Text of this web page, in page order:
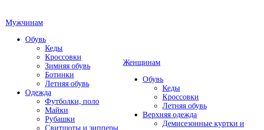
Мужчинам
Обувь
Кеды
Кроссовки
Зимняя обувь
Ботинки
Летняя обувь
Одежда
Футболки, поло
Майки
Рубашки
Свитшоты и зипперы
Женщинам
Обувь
Кеды
Кроссовки
Летняя обувь
Верхняя одежда
Демисезонные куртки и